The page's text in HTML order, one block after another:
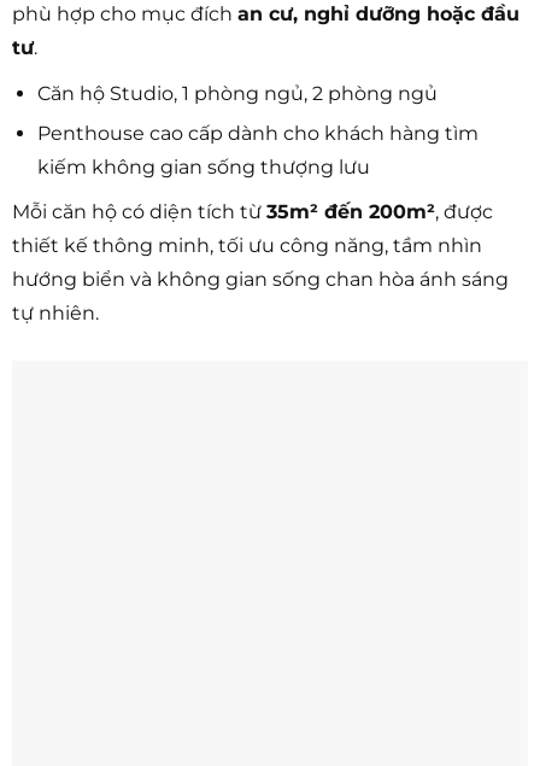
phù hợp cho mục đích an cư, nghỉ dưỡng hoặc đầu
tư.
Căn hộ Studio, 1 phòng ngủ, 2 phòng ngủ
Penthouse cao cấp dành cho khách hàng tìm
kiếm không gian sống thượng lưu
Mỗi căn hộ có diện tích từ 35m² đến 200m², được
thiết kế thông minh, tối ưu công năng, tầm nhìn
hướng biển và không gian sống chan hòa ánh sáng
tự nhiên.